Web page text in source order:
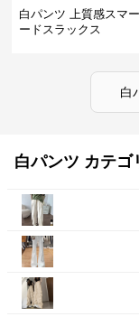
白パンツ 上質感スマ
ードスラックス
白
白パンツ カテゴ